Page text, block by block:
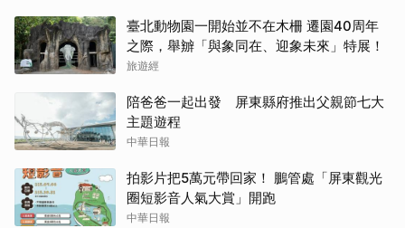
臺北動物園一開始並不在木柵 遷園40周年
之際，舉辧「與象同在、迎象未來」特展！
旅遊經
陪爸爸一起出發 屏東縣府推出父親節七大
主題遊程
中華日報
拍影片把5萬元帶回家！ 鵬管處「屏東觀光
圈短影音人氣大賞」開跑
中華日報